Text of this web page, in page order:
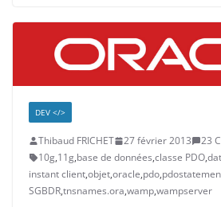
DEV </>
Thibaud FRICHET 27 février 2013
23
10g,11g,base de données,classe PDO,
instant client,objet,oracle,pdo,
SGBDR,tnsnames.ora,wamp,wampserver